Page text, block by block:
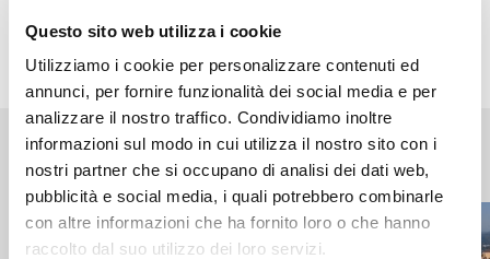
Questo sito web utilizza i cookie
Utilizziamo i cookie per personalizzare contenuti ed
annunci, per fornire funzionalità dei social media e per
analizzare il nostro traffico. Condividiamo inoltre
informazioni sul modo in cui utilizza il nostro sito con i
nostri partner che si occupano di analisi dei dati web,
pubblicità e social media, i quali potrebbero combinarle
con altre informazioni che ha fornito loro o che hanno
raccolto dal suo utilizzo dei loro servizi.
Grazie al loro prestigio e alla rete di rapporti
nazionali e internazionali, queste personalità
possono farsi portavoce del valore della
destinazione e influenzare le decisioni nella scelta
di Bologna per eventi di rilievo, diventando così
davvero “Ambasciatori” del territorio e
contribuendo a migliorare la visibilità della
Articoli in evidenza